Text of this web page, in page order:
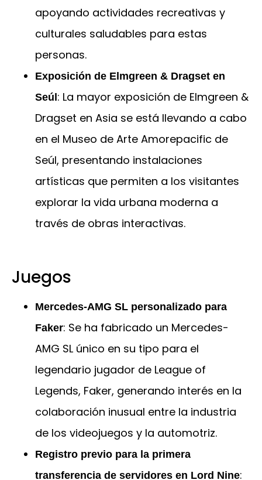
apoyando actividades recreativas y
culturales saludables para estas
personas.
Exposición de Elmgreen & Dragset en
Seúl : La mayor exposición de Elmgreen &
Dragset en Asia se está llevando a cabo
en el Museo de Arte Amorepacific de
Seúl, presentando instalaciones
artísticas que permiten a los visitantes
explorar la vida urbana moderna a
través de obras interactivas.
Juegos
Mercedes-AMG SL personalizado para
Faker: Se ha fabricado un Mercedes-
AMG SL único en su tipo para el
legendario jugador de League of
Legends, Faker, generando interés en la
colaboración inusual entre la industria
de los videojuegos y la automotriz.
Registro previo para la primera
transferencia de servidores en Lord Nine: